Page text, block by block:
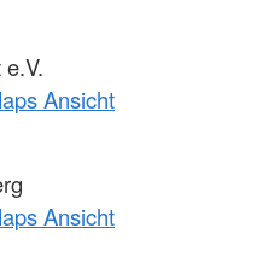
Ansicht
Ansicht